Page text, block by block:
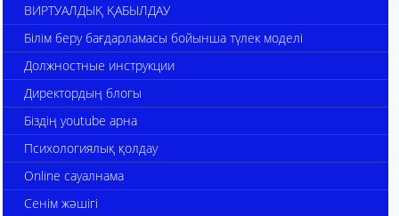
ВИРТУАЛДЫҚ ҚАБЫЛДАУ
Білім беру бағдарламасы бойынша түлек моделі
Должностные инструкции
Директордың блогы
Біздің youtube арна
Психологиялық қолдау
Online сауалнама
Сенім жәшігі